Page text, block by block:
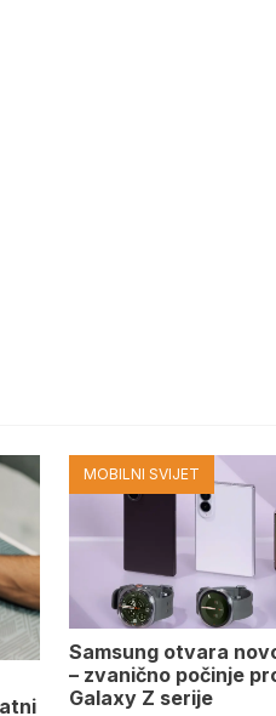
MOBILNI SVIJET
Samsung otvara
– zvanično počinje
Galaxy Z serije